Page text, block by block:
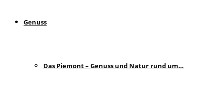
Genuss
Das Piemont – Genuss und Natur rund um…